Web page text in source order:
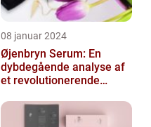
08 januar 2024
Øjenbryn Serum: En
dybdegående analyse af
et revolutionerende